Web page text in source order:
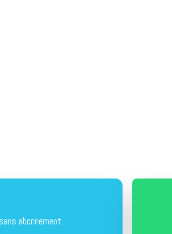
abonnement